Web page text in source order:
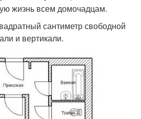
жизнь всем домочадцам.
сантиметр свободной
и вертикали.